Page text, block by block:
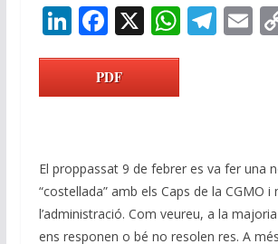
Li
n
k
e
n
F
ac
e
b
o
k
X W
p
p
T
m
E
PDF
El proppassat 9 de febrer es va fer una
“costellada” amb els Caps de la CGMO i
l’administració. Com veureu, a la
ens responen o bé no resolen res. A